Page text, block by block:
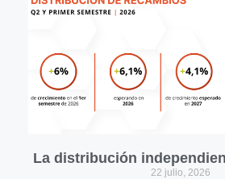
La distribución
22 julio, 2026